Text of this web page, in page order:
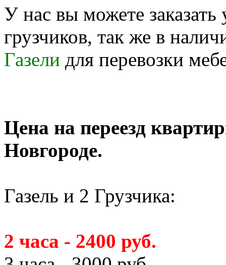
У нас вы можете
грузчиков, так же в
Газели для перевозки
Цена на переезд
Новгороде.
Газель и 2 Грузчика:
2 часа - 2400 руб.